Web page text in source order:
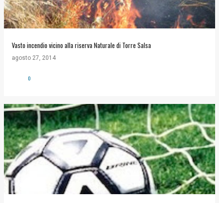
Vasto incendio vicino alla riserva Naturale di Torre Salsa
agosto 27, 2014
0